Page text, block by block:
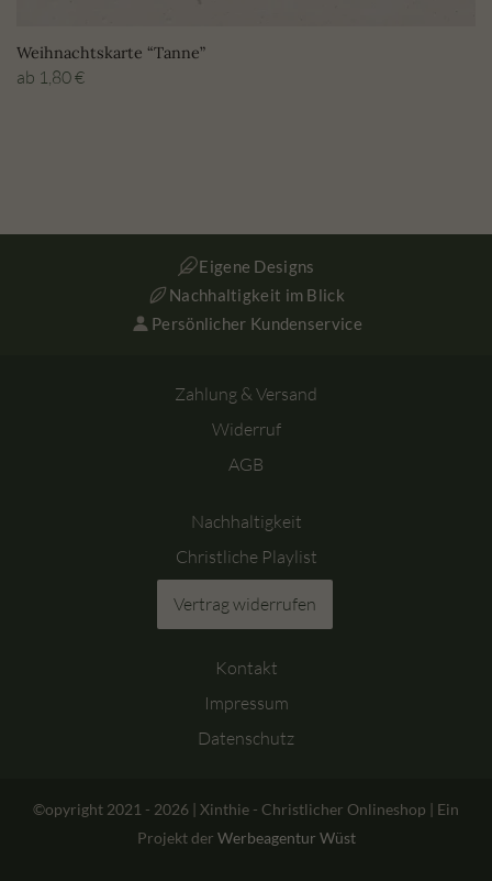
Weihnachtskarte “Tanne”
ab 1,80€
Eigene Designs
Nachhaltigkeit im Blick
Persönlicher Kundenservice
Zahlung & Versand
Widerruf
AGB
Nachhaltigkeit
Christliche Playlist
Vertrag widerrufen
Kontakt
Impressum
Datenschutz
©opyright 2021 - 2026 | Xinthie - Christlicher Onlineshop | Ein
Projekt der Werbeagentur Wüst